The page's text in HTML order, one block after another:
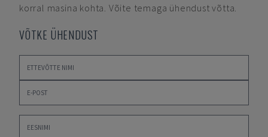
korral masina kohta. Võite temaga ühendust võtta.
VÕTKE ÜHENDUST